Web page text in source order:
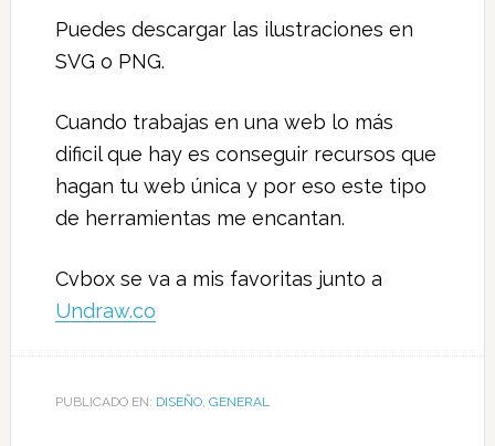
Puedes descargar las ilustraciones en
SVG o PNG.
Cuando trabajas en una web lo más
dificil que hay es conseguir recursos que
hagan tu web única y por eso este tipo
de herramientas me encantan.
Cvbox se va a mis favoritas junto a
Undraw.co
PUBLICADO EN: DISEÑO, GENERAL